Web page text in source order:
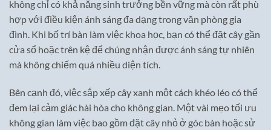
không chỉ có khả năng sinh trưởng bền vững mà còn rất phù
hợp với điều kiện ánh sáng đa dạng trong văn phòng gia
đình. Khi bố trí bàn làm việc khoa học, bạn có thể đặt cây gần
cửa sổ hoặc trên kệ để chúng nhận được ánh sáng tự nhiên
mà không chiếm quá nhiều diện tích.
Bên cạnh đó, việc sắp xếp cây xanh một cách khéo léo có thể
đem lại cảm giác hài hòa cho không gian. Một vài mẹo tối ưu
không gian làm việc bao gồm đặt cây nhỏ ở góc bàn hoặc sử